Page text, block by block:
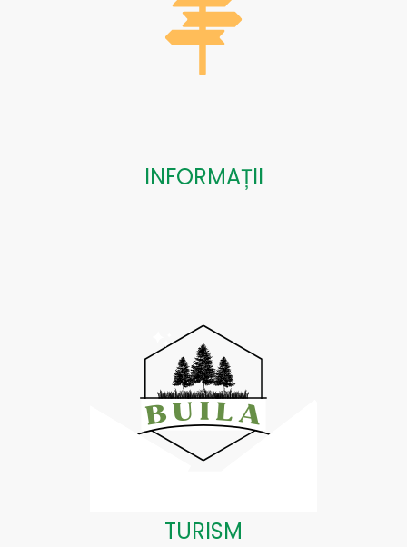
INFORMAȚII
TURISM